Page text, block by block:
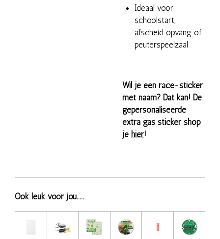
Ideaal voor
schoolstart,
afscheid opvang of
peuterspeelzaal
Wil je een race-sticker
met naam? Dat kan! De
gepersonaliseerde
extra gas sticker shop
je hier!
Ook leuk voor jou.....